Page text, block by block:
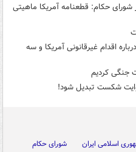
شورای حکام: قطعنامه آمریکا ماهیتی
اقدام غیرقانونی آمریکا و سه
جنگی کردیم
روایت شکست تبدیل شود!
اسلامی ایران شورای حکام